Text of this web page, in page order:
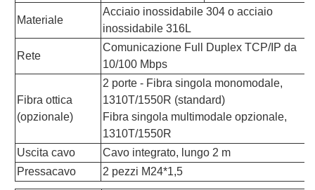
Materiale
Acciaio inossidabile 304 o acciaio
inossidabile 316L
Rete
Comunicazione Full Duplex TCP/IP da
10/100 Mbps
Fibra ottica
(opzionale)
2 porte - Fibra singola monomodale,
1310T/1550R (standard)
Fibra singola multimodale opzionale,
1310T/1550R
Uscita cavo
Cavo integrato, lungo 2 m
Pressacavo
2 pezzi M24*1,5